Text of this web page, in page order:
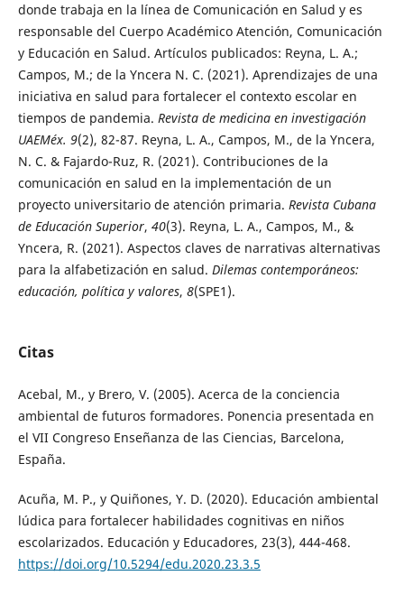
donde trabaja en la línea de Comunicación en Salud y es
responsable del Cuerpo Académico Atención, Comunicación
y Educación en Salud. Artículos publicados: Reyna, L. A.;
Campos, M.; de la Yncera N. C. (2021). Aprendizajes de una
iniciativa en salud para fortalecer el contexto escolar en
tiempos de pandemia. Revista de medicina en investigación
UAEMéx. 9(2), 82-87. Reyna, L. A., Campos, M., de la Yncera,
N. C. & Fajardo-Ruz, R. (2021). Contribuciones de la
comunicación en salud en la implementación de un
proyecto universitario de atención primaria. Revista Cubana
de Educación Superior, 40(3). Reyna, L. A., Campos, M., &
Yncera, R. (2021). Aspectos claves de narrativas alternativas
para la alfabetización en salud. Dilemas contemporáneos:
educación, política y valores, 8(SPE1).
Citas
Acebal, M., y Brero, V. (2005). Acerca de la conciencia
ambiental de futuros formadores. Ponencia presentada en
el VII Congreso Enseñanza de las Ciencias, Barcelona,
España.
Acuña, M. P., y Quiñones, Y. D. (2020). Educación ambiental
lúdica para fortalecer habilidades cognitivas en niños
escolarizados. Educación y Educadores, 23(3), 444-468.
https://doi.org/10.5294/edu.2020.23.3.5